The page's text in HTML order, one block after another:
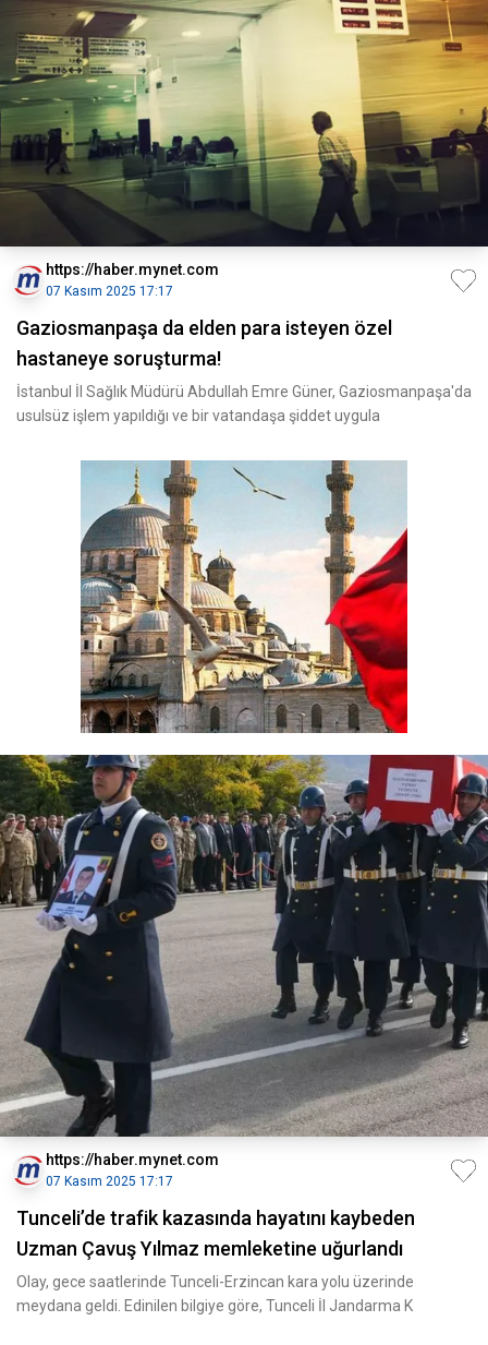
https://haber.mynet.com
07 Kasım 2025 17:17
Gaziosmanpaşa da elden para isteyen özel
hastaneye soruşturma!
İstanbul İl Sağlık Müdürü Abdullah Emre Güner, Gaziosmanpaşa'da
usulsüz işlem yapıldığı ve bir vatandaşa şiddet uygula
https://haber.mynet.com
07 Kasım 2025 17:17
Tunceli’de trafik kazasında hayatını kaybeden
Uzman Çavuş Yılmaz memleketine uğurlandı
Olay, gece saatlerinde Tunceli-Erzincan kara yolu üzerinde
meydana geldi. Edinilen bilgiye göre, Tunceli İl Jandarma K